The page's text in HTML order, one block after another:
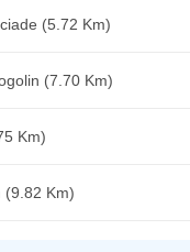
(5.72 Km)
(7.70 Km)
Km)
(9.82 Km)